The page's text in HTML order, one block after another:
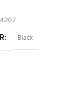
Black